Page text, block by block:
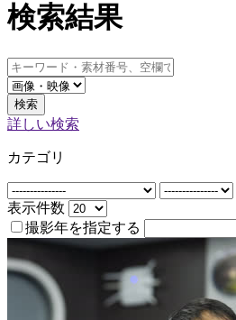
検索結果
検索
詳しい検索
カテゴリ
表示件数
撮影年を指定する